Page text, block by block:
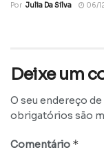
Por Julia Da Silva 06/
Deixe um
O seu endereço
obrigatórios são
Comentário *